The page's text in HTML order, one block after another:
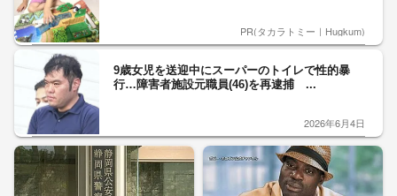
PR(タカラトミー｜Hugkum)
9歳女児を送迎中にスーパーのトイレで性的暴
行…障害者施設元職員(46)を再逮捕 ...
2026年6月4日